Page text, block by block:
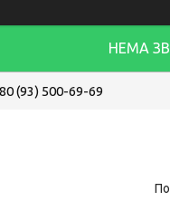
НЕМА
(93) 500-69-69